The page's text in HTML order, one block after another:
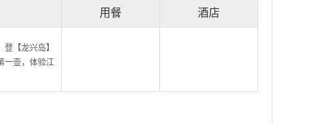
用餐 酒店
【龙兴岛】
一壶，体验江